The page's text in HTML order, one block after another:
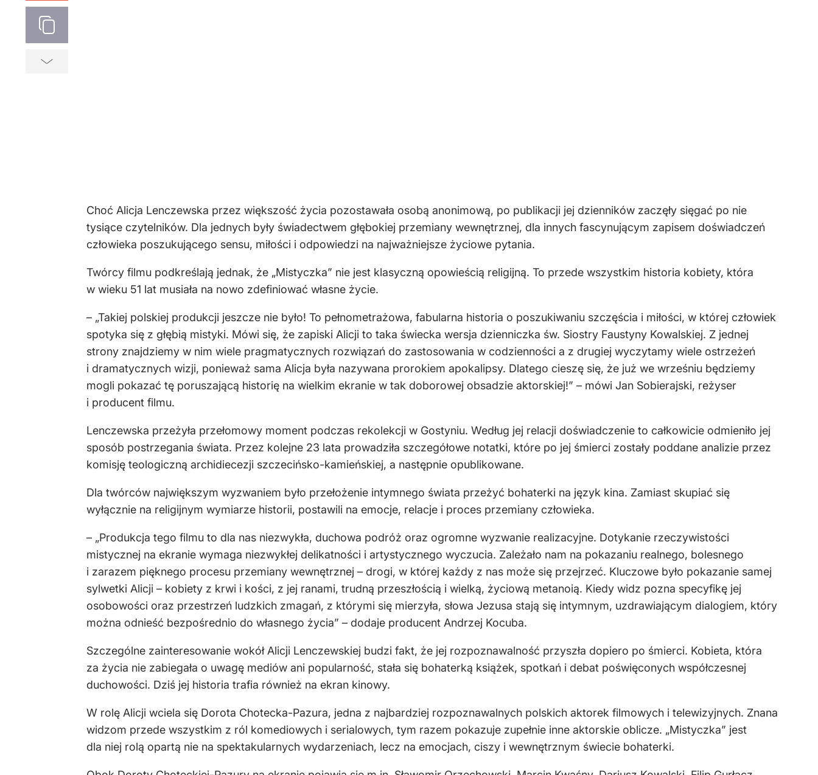
Choć Alicja Lenczewska przez większość życia pozostawała osobą anonimową, po publikacji jej dzienników zaczęły sięgać po nie
tysiące czytelników. Dla jednych były świadectwem głębokiej przemiany wewnętrznej, dla innych fascynującym zapisem doświadczeń
człowieka poszukującego sensu, miłości i odpowiedzi na najważniejsze życiowe pytania.
Twórcy filmu podkreślają jednak, że „Mistyczka” nie jest klasyczną opowieścią religijną. To przede wszystkim historia kobiety, która
w wieku 51 lat musiała na nowo zdefiniować własne życie.
– „Takiej polskiej produkcji jeszcze nie było! To pełnometrażowa, fabularna historia o poszukiwaniu szczęścia i miłości, w której człowiek
spotyka się z głębią mistyki. Mówi się, że zapiski Alicji to taka świecka wersja dzienniczka św. Siostry Faustyny Kowalskiej. Z jednej
strony znajdziemy w nim wiele pragmatycznych rozwiązań do zastosowania w codzienności a z drugiej wyczytamy wiele ostrzeżeń
i dramatycznych wizji, ponieważ sama Alicja była nazywana prorokiem apokalipsy. Dlatego cieszę się, że już we wrześniu będziemy
mogli pokazać tę poruszającą historię na wielkim ekranie w tak doborowej obsadzie aktorskiej!” – mówi Jan Sobierajski, reżyser
i producent filmu.
Lenczewska przeżyła przełomowy moment podczas rekolekcji w Gostyniu. Według jej relacji doświadczenie to całkowicie odmieniło jej
sposób postrzegania świata. Przez kolejne 23 lata prowadziła szczegółowe notatki, które po jej śmierci zostały poddane analizie przez
komisję teologiczną archidiecezji szczecińsko-kamieńskiej, a następnie opublikowane.
Dla twórców największym wyzwaniem było przełożenie intymnego świata przeżyć bohaterki na język kina. Zamiast skupiać się
wyłącznie na religijnym wymiarze historii, postawili na emocje, relacje i proces przemiany człowieka.
– „Produkcja tego filmu to dla nas niezwykła, duchowa podróż oraz ogromne wyzwanie realizacyjne. Dotykanie rzeczywistości
mistycznej na ekranie wymaga niezwykłej delikatności i artystycznego wyczucia. Zależało nam na pokazaniu realnego, bolesnego
i zarazem pięknego procesu przemiany wewnętrznej – drogi, w której każdy z nas może się przejrzeć. Kluczowe było pokazanie samej
sylwetki Alicji – kobiety z krwi i kości, z jej ranami, trudną przeszłością i wielką, życiową metanoią. Kiedy widz pozna specyfikę jej
osobowości oraz przestrzeń ludzkich zmagań, z którymi się mierzyła, słowa Jezusa stają się intymnym, uzdrawiającym dialogiem, który
można odnieść bezpośrednio do własnego życia” – dodaje producent Andrzej Kocuba.
Szczególne zainteresowanie wokół Alicji Lenczewskiej budzi fakt, że jej rozpoznawalność przyszła dopiero po śmierci. Kobieta, która
za życia nie zabiegała o uwagę mediów ani popularność, stała się bohaterką książek, spotkań i debat poświęconych współczesnej
duchowości. Dziś jej historia trafia również na ekran kinowy.
W rolę Alicji wciela się Dorota Chotecka-Pazura, jedna z najbardziej rozpoznawalnych polskich aktorek filmowych i telewizyjnych. Znana
widzom przede wszystkim z ról komediowych i serialowych, tym razem pokazuje zupełnie inne aktorskie oblicze. „Mistyczka” jest
dla niej rolą opartą nie na spektakularnych wydarzeniach, lecz na emocjach, ciszy i wewnętrznym świecie bohaterki.